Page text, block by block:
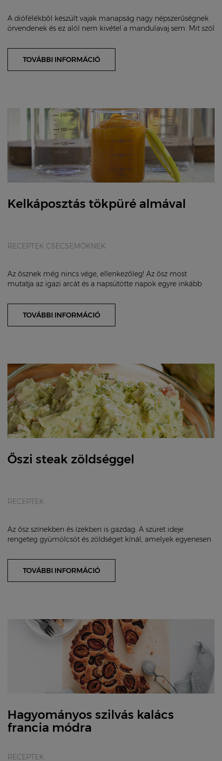
A diófélékből készült vajak manapság nagy népszerűségnek
örvendenek és ez alól nem kivétel a mandulavaj sem. Mit szól
TOVÁBBI INFORMÁCIÓ
Kelkáposztás tökpüré almával
RECEPTEK CSECSEMŐKNEK
Az ősznek még nincs vége, ellenkezőleg! Az ősz most
mutatja az igazi arcát és a napsütötte napok egyre inkább
TOVÁBBI INFORMÁCIÓ
Őszi steak zöldséggel
RECEPTEK
Az ősz színekben és ízekben is gazdag. A szüret ideje
rengeteg gyümölcsöt és zöldséget kínál, amelyek egyenesen
TOVÁBBI INFORMÁCIÓ
Hagyományos szilvás kalács
francia módra
RECEPTEK